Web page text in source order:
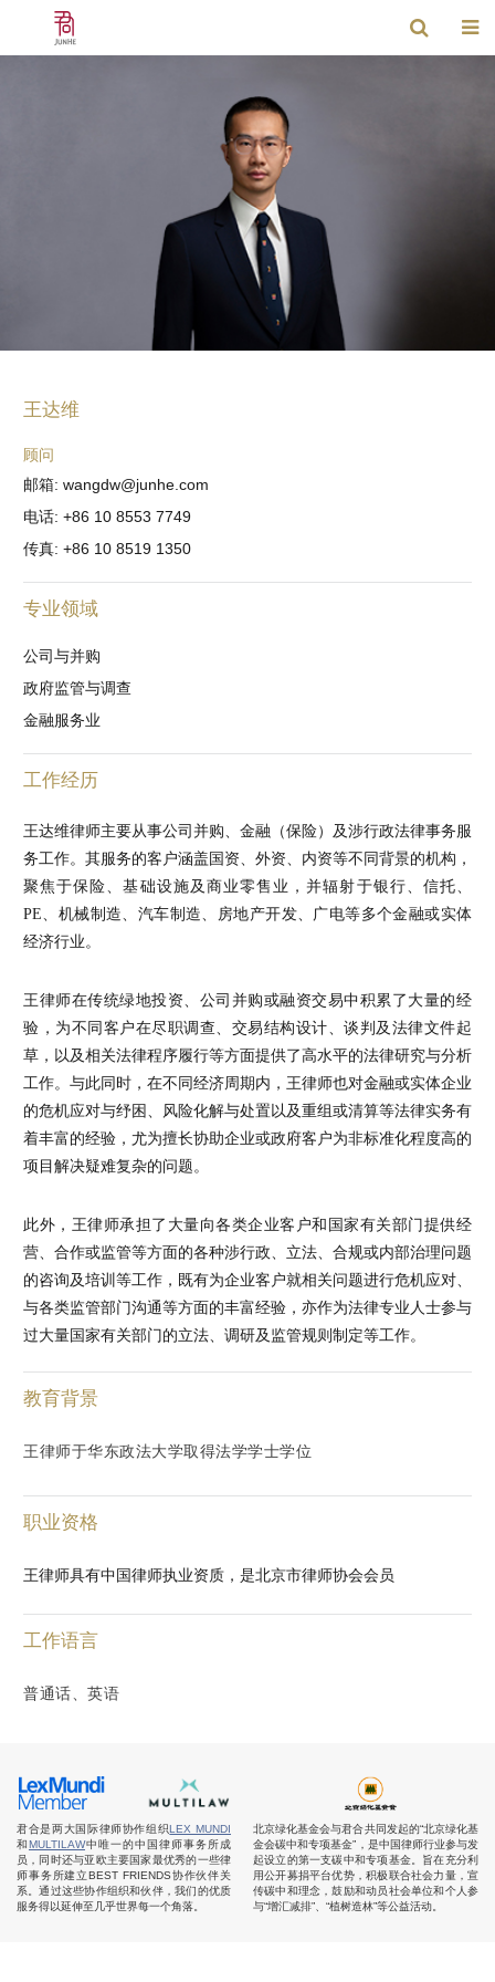
王达维
顾问
邮箱: wangdw@junhe.com
电话: +86 10 8553 7749
传真: +86 10 8519 1350
专业领域
公司与并购
政府监管与调查
金融服务业
工作经历
王达维律师主要从事公司并购、金融（保险）及涉行政法律事务服
务工作。其服务的客户涵盖国资、外资、内资等不同背景的机构，
聚焦于保险、基础设施及商业零售业，并辐射于银行、信托、
PE、机械制造、汽车制造、房地产开发、广电等多个金融或实体
经济行业。
王律师在传统绿地投资、公司并购或融资交易中积累了大量的经
验，为不同客户在尽职调查、交易结构设计、谈判及法律文件起
草，以及相关法律程序履行等方面提供了高水平的法律研究与分析
工作。与此同时，在不同经济周期内，王律师也对金融或实体企业
的危机应对与纾困、风险化解与处置以及重组或清算等法律实务有
着丰富的经验，尤为擅长协助企业或政府客户为非标准化程度高的
项目解决疑难复杂的问题。
此外，王律师承担了大量向各类企业客户和国家有关部门提供经
营、合作或监管等方面的各种涉行政、立法、合规或内部治理问题
的咨询及培训等工作，既有为企业客户就相关问题进行危机应对、
与各类监管部门沟通等方面的丰富经验，亦作为法律专业人士参与
过大量国家有关部门的立法、调研及监管规则制定等工作。
教育背景
王律师于华东政法大学取得法学学士学位
职业资格
王律师具有中国律师执业资质，是北京市律师协会会员
工作语言
普通话、英语
君合是两大国际律师协作组织LEX MUNDI
和MULTILAW中唯一的中国律师事务所成
员，同时还与亚欧主要国家最优秀的一些律
师事务所建立BEST FRIENDS协作伙伴关
系。通过这些协作组织和伙伴，我们的优质
服务得以延伸至几乎世界每一个角落。
北京绿化基金会与君合共同发起的“北京绿化基
金会碳中和专项基金”，是中国律师行业参与发
起设立的第一支碳中和专项基金。旨在充分利
用公开募捐平台优势，积极联合社会力量，宣
传碳中和理念，鼓励和动员社会单位和个人参
与“增汇减排”、“植树造林”等公益活动。